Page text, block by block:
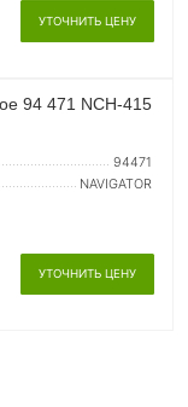
УТОЧНИТЬ ЦЕНУ
94 471 NCH-415
94471
NAVIGATOR
УТОЧНИТЬ ЦЕНУ